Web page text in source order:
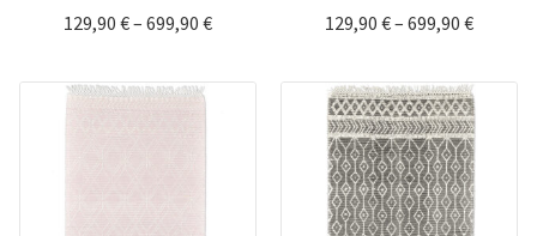
129,90 €– 699,90 €Price
129,90 €
129,90 €– 699,90 €Price
129,90 €
699,90 €